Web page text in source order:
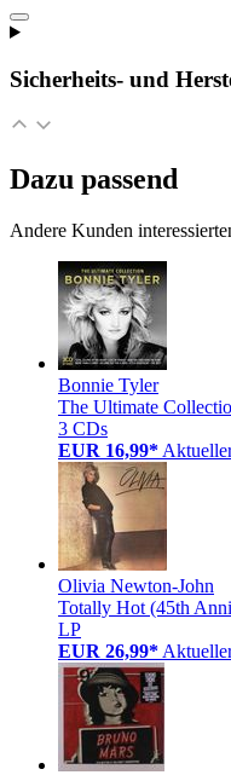
Sicherheits- und
Dazu passend
Andere Kunden
Bonnie Tyler
The Ultimate
3 CDs
EUR 16,99*
Olivia Newton-John
Totally Hot (45th
LP
EUR 26,99*